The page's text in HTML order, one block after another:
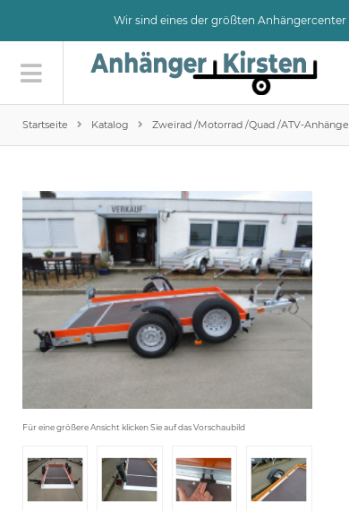
Wir sind eines der größten Anhängercenter
Startseite Katalog Zweirad /Motorrad /Quad /ATV-
Für eine größere Ansicht klicken Sie auf das Vorschaubild